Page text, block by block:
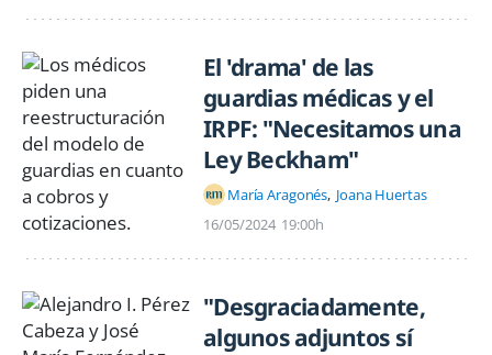
El 'drama' de las
guardias médicas y el
IRPF: "Necesitamos una
Ley Beckham"
María Aragonés Joana Huertas
16/05/2024 19:00h
"Desgraciadamente,
algunos adjuntos sí